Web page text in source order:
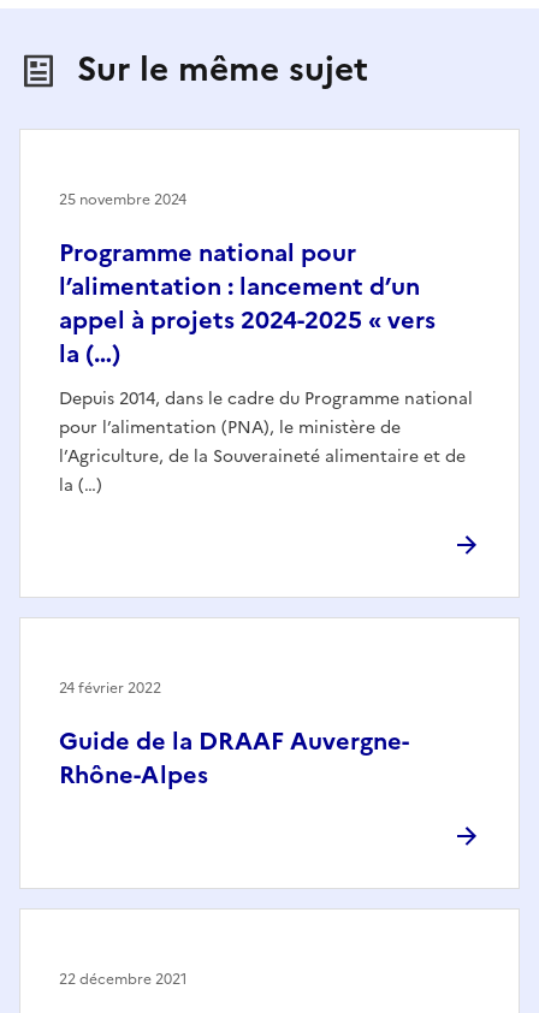
Sur le même sujet
Programme national pour
l’alimentation : lancement d’un
appel à projets 2024-2025 « vers
la (…)
Depuis 2014, dans le cadre du Programme national
pour l’alimentation (PNA), le ministère de
l’Agriculture, de la Souveraineté alimentaire et de
la (…)
25 novembre 2024
Guide de la DRAAF Auvergne-
Rhône-Alpes
24 février 2022
22 décembre 2021